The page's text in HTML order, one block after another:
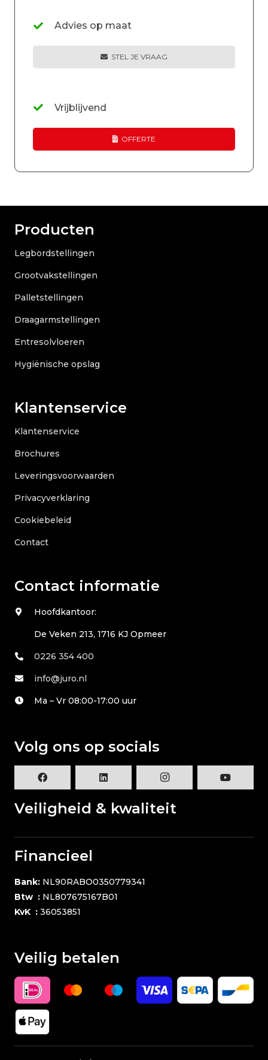
Advies op maat
STEL JE VRAAG
Vrijblijvend
OFFERTE
Producten
Legbordstellingen
Grootvakstellingen
Palletstellingen
Draagarmstellingen
Entresolvloeren
Hygiënische opslag
Klantenservice
Klantenservice
Brochures
Leveringsvoorwaarden
Privacyverklaring
Cookiebeleid
Contact
Contact informatie
Hoofdkantoor:
De Veken 213, 1716 KJ Opmeer
0226 354 400
info@juro.nl
Ma – Vr 08:00-17:00 uur
Volg ons op socials
Veiligheid & kwaliteit
Financieel
Bank: NL90RABO0350779341
Btw : NL807675167B01
KvK : 36053851
Veilig betalen